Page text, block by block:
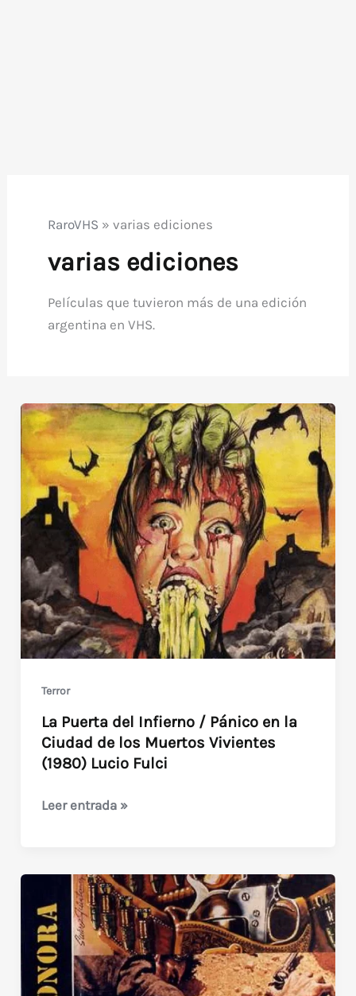
RaroVHS »varias ediciones
varias ediciones
Películas que tuvieron más de una edición
argentina en VHS.
Terror
La Puerta del Infierno / Pánico en la
Ciudad de los Muertos Vivientes
(1980) Lucio Fulci
La
Infierno
Pánico
en
la
Ciudad
Leer entrada »